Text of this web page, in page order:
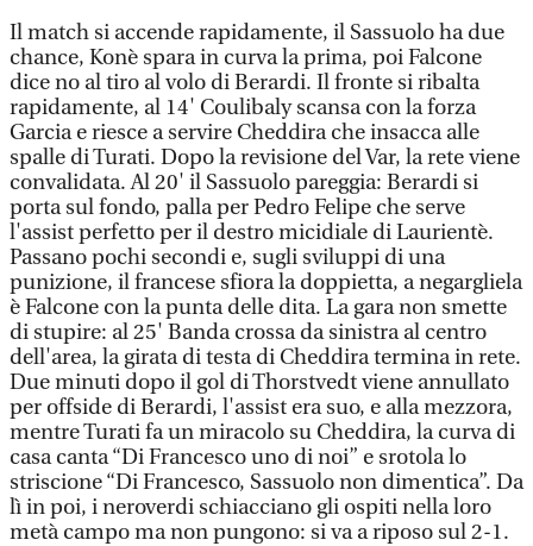
Il match si accende rapidamente, il Sassuolo ha due
chance, Konè spara in curva la prima, poi Falcone
dice no al tiro al volo di Berardi. Il fronte si ribalta
rapidamente, al 14' Coulibaly scansa con la forza
Garcia e riesce a servire Cheddira che insacca alle
spalle di Turati. Dopo la revisione del Var, la rete viene
convalidata. Al 20' il Sassuolo pareggia: Berardi si
porta sul fondo, palla per Pedro Felipe che serve
l'assist perfetto per il destro micidiale di Laurientè.
Passano pochi secondi e, sugli sviluppi di una
punizione, il francese sfiora la doppietta, a negargliela
è Falcone con la punta delle dita. La gara non smette
di stupire: al 25' Banda crossa da sinistra al centro
dell'area, la girata di testa di Cheddira termina in rete.
Due minuti dopo il gol di Thorstvedt viene annullato
per offside di Berardi, l'assist era suo, e alla mezzora,
mentre Turati fa un miracolo su Cheddira, la curva di
casa canta “Di Francesco uno di noi” e srotola lo
striscione “Di Francesco, Sassuolo non dimentica”. Da
lì in poi, i neroverdi schiacciano gli ospiti nella loro
metà campo ma non pungono: si va a riposo sul 2-1.